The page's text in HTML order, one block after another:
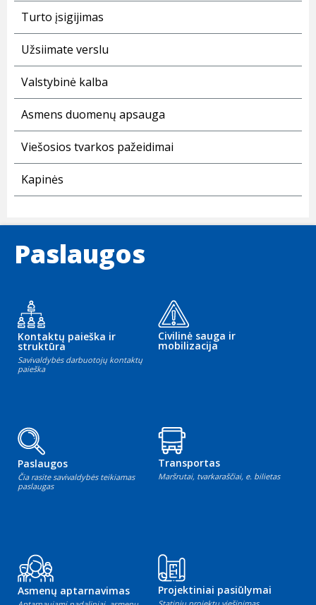
Turto įsigijimas
Užsiimate verslu
Valstybinė kalba
Asmens duomenų apsauga
Viešosios tvarkos pažeidimai
Kapinės
Paslaugos
Kontaktų paieška ir
struktūra
Savivaldybės darbuotojų kontaktų
paieška
Civilinė sauga ir
mobilizacija
Paslaugos
Čia rasite savivaldybės teikiamas
paslaugas
Transportas
Maršrutai, tvarkaraščiai, e. bilietas
Asmenų aptarnavimas Projektiniai pasiūlymai